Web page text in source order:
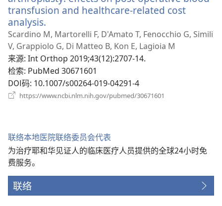
transfusion and healthcare-related cost
analysis.
开
新
窗
口）
Scardino M, Martorelli F, D'Amato T, Fenocchio G, Simili
V, Grappiolo G, Di Matteo B, Kon E, Lagioia M
来源‎: Int Orthop 2019;43(12):2707-14.
检索‎: PubMed 30671601
DOI码‎: 10.1007/s00264-019-04291-4
https://www.ncbi.nlm.nih.gov/pubmed/30671601
联络本地医院联络委员会代表
为治疗耶和华见证人的临床医疗人员提供的全球24小时免
费服务。
联络